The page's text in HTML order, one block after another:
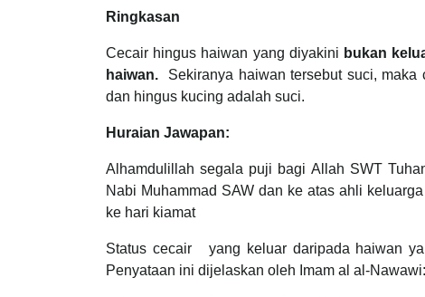
Ringkasan
Cecair hingus haiwan yang diyakini bukan
haiwan. Sekiranya haiwan tersebut suci,
dan hingus kucing adalah suci.
Huraian Jawapan:
Alhamdulillah segala puji bagi Allah SWT
Nabi Muhammad SAW dan ke atas ahli
ke hari kiamat
Status cecair yang keluar daripada haiwan
Penyataan ini dijelaskan oleh Imam al al-Nawawi: